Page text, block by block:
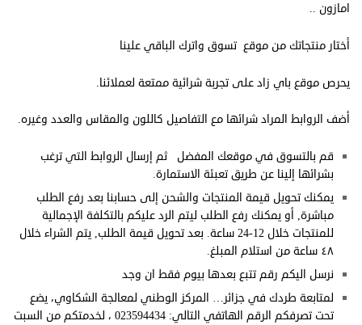
امازون ..
أختار منتجاتك من موقع تسوق واترك الباقي علينا
يحرص موقع باي زاد على تجربة شرائية ممتعة لعملائنا.
أضف الروابط المراد شرائها مع التفاصيل كاللون والمقاس والعدد وغيره.
قم بالتسوق في موقعك المفضل ثم إرسال الروابط التي ترغب
بشرائها إلينا عن طريق تعبئة الاستمارة.
يمكنك تحويل قيمة المنتجات والشحن إلى حسابنا بعد رفع الطلب
مباشرة, أو يمكنك رفع الطلب ليتم الرد عليكم بالتكلفة الإجمالية
للمنتجات خلال 12-24 ساعة. بعد تحويل قيمة الطلب, يتم الشراء خلال
٤٨ ساعة من استلام المبلغ.
نرسل اليكم رقم تتبع بعدها بيوم فقط ان وجد
لمتابعة طردك في جزائر… المركز الوطني لمعالجة الشكاوي، يضع
تحت تصرفكم الرقم الهاتفي التالي: 023594434 ، لخدمتكم من السبت